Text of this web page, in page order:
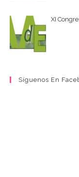
XI
Síguenos En